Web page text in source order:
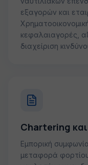
εξαγορών και
κεφαλαιαγορές,
διαχείριση
Chartering
Εμπορική
μεταφορά